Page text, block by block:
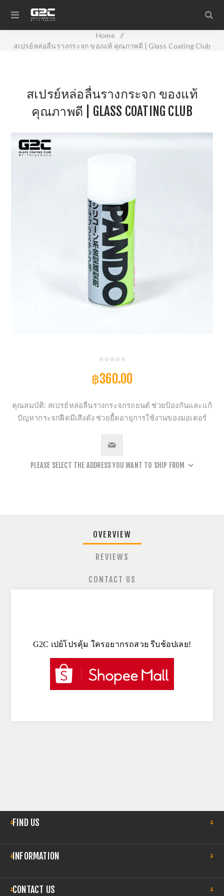
Home
/
สเปรย์หล่อลื่นรางกระจก ของแท้ คุณภาพดี | Glass Coating Club
สเปรย์หล่อลื่นรางกระจก ของแท้
คุณภาพดี | GLASS COATING CLUB
฿360.00
คุณสมบัติ: สเปรย์หล่อลื่นรางกระจกรถยนต์ ช่วยป้องกันและแก้
ปัญหากระจกฝืดมีเสีงดัง ช่วยยื้ดอายุการใช้งานของมอเตอร์
PLEASE SELECT THE ADDRESS YOU WANT TO SHIP FROM
OVERVIEW
REVIEWS
CONTACT US
G2C เปย์โปรคุ้ม ใครอยากรถสวย รีบช้อปเลย!
FIND US
INFORMATION
CONTACT US